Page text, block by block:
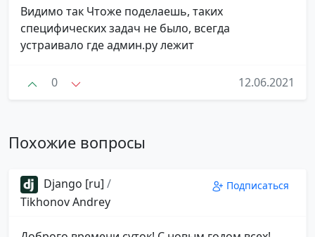
Видимо так Чтоже поделаешь, таких
специфических задач не было, всегда
устраивало где админ.ру лежит
0 12.06.2021
Похожие вопросы
Django [ru] /
Tikhonov Andrey
Подписаться